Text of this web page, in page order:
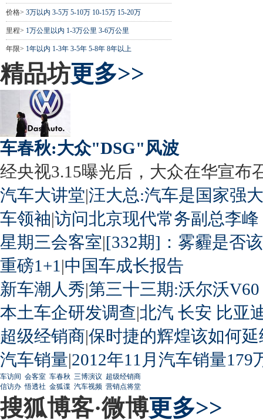
价格> 3万以内 3-5万 5-10万 10-15万 15-20万
里程> 1万公里以内 1-3万公里 3-6万公里
年限> 1年以内 1-3年 3-5年 5-8年 8年以上
精品坊更多>>
车春秋:大众"DSG"风波
经央视3.15曝光后，大众在华宣布
汽车大讲堂|汪大总:汽车是国家强
车领袖|访问北京现代常务副总李峰
星期三会客室|[332期]：雾霾是否
重磅1+1 |中国车成长报告
新车潮人秀|第三十三期:沃尔沃
本土车企研发调查|北汽 长安 比亚
超级经销商|保时捷的辉煌该如何延
汽车销量|2012年11月汽车销量179
车访间 会客室 车春秋 三博演议 超级经销商
信访办 悟透社 金狐谍 汽车视频 营销点将堂
搜狐博客·微博更多>>